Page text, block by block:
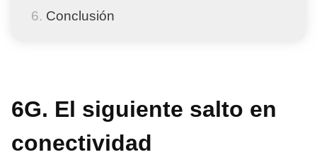
Conclusión
6G. El siguiente salto en
conectividad